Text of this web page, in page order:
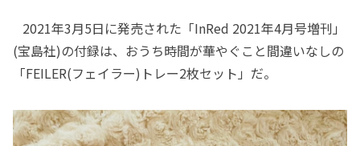
2021年3月5日に発売された「InRed 2021年4月号増刊」
(宝島社)の付録は、おうち時間が華やぐこと間違いなしの
「FEILER(フェイラー)トレー2枚セット」だ。